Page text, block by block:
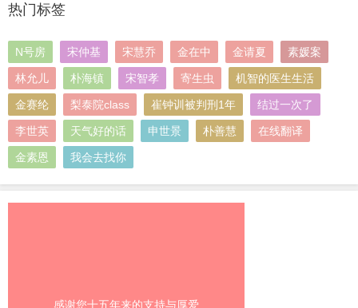
热门标签
N号房 宋仲基 宋慧乔 金在中 金请夏 素媛案
林允儿 朴海镇 宋智孝 寄生虫 机智的医生生活
金赛纶 梨泰院class 崔钟训被判刑1年 结过一次了
李世英 天气好的话 申世景 朴善慧 在线翻译
金素恩 我会去找你
感谢您十五年来的支持与厚爱